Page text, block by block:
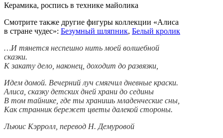
Керамика, роспись в технике майолика
Смотрите также другие фигуры коллекции «Алиса
в стране чудес»: Безумный шляпник, Белый кролик
…И тянется неспешно нить моей волшебной
сказки.
К закату дело, наконец, доходит до развязки,
Идем домой. Вечерний луч смягчил дневные краски.
Алиса, сказку детских дней храни до седины
В том тайнике, где ты хранишь младенческие сны,
Как странник бережет цветы далекой стороны.
Льюис Кэрролл, перевод Н. Демуровой